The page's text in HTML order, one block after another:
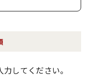
してください。